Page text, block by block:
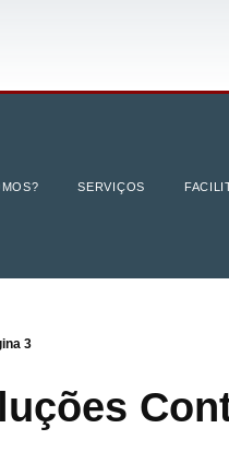
SERVIÇOS
3